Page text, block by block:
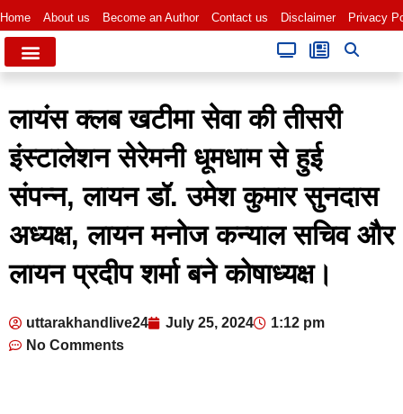
Home About us Become an Author Contact us Disclaimer Privacy
लायंस क्लब खटीमा सेवा की तीसरी
इंस्टालेशन सेरेमनी धूमधाम से हुई
संपन्न, लायन डॉ. उमेश कुमार सुनदास
अध्यक्ष, लायन मनोज कन्याल सचिव और
लायन प्रदीप शर्मा बने कोषाध्यक्ष।
uttarakhandlive24 July 25, 2024
1:12 pm
No Comments